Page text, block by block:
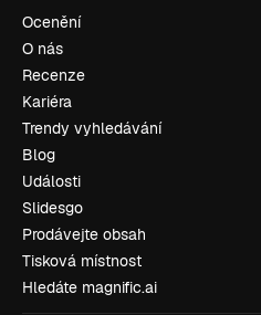
Ocenění
O nás
Recenze
Kariéra
Trendy vyhledávání
Blog
Události
Slidesgo
Prodávejte obsah
Tisková místnost
Hledáte magnific.ai